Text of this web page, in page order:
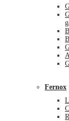
Fernox